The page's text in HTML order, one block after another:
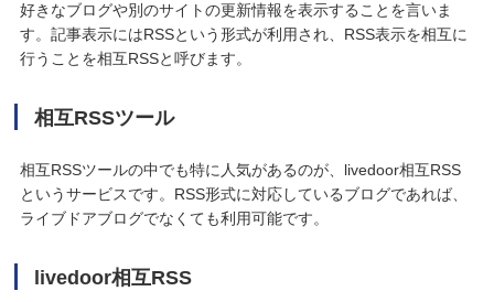
好きなブログや別のサイトの更新情報を表示することを言いま
す。記事表示にはRSSという形式が利用され、RSS表示を相互に
行うことを相互RSSと呼びます。
相互RSSツール
相互RSSツールの中でも特に人気があるのが、livedoor相互RSS
というサービスです。RSS形式に対応しているブログであれば、
ライブドアブログでなくても利用可能です。
livedoor相互RSS